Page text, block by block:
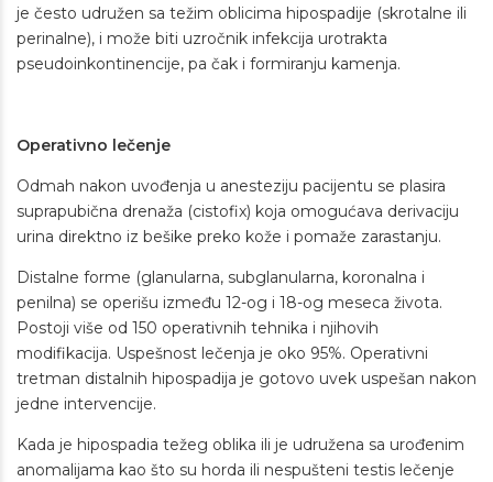
je često udružen sa težim oblicima hipospadije (skrotalne ili
perinalne), i može biti uzročnik infekcija urotrakta
pseudoinkontinencije, pa čak i formiranju kamenja.
Operativno lečenje
Odmah nakon uvođenja u anesteziju pacijentu se plasira
suprapubična drenaža (cistofix) koja omogućava derivaciju
urina direktno iz bešike preko kože i pomaže zarastanju.
Distalne forme (glanularna, subglanularna, koronalna i
penilna) se operišu između 12-og i 18-og meseca života.
Postoji više od 150 operativnih tehnika i njihovih
modifikacija. Uspešnost lečenja je oko 95%. Operativni
tretman distalnih hipospadija je gotovo uvek uspešan nakon
jedne intervencije.
Kada je hipospadia težeg oblika ili je udružena sa urođenim
anomalijama kao što su horda ili nespušteni testis lečenje